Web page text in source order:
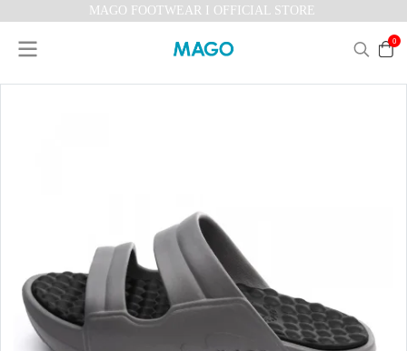
MAGO FOOTWEAR I OFFICIAL STORE
0